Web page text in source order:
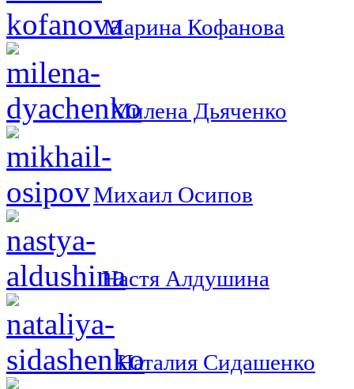
Марина Кофанова
Милена Дьяченко
Михаил Осипов
Настя Алдушина
Наталия Сидашенко